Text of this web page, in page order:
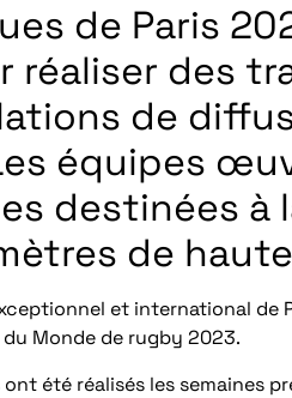
de Paris
réaliser des
de
équipes
destinées à
de
et international de
Monde de rugby 2023.
été réalisés les semaines